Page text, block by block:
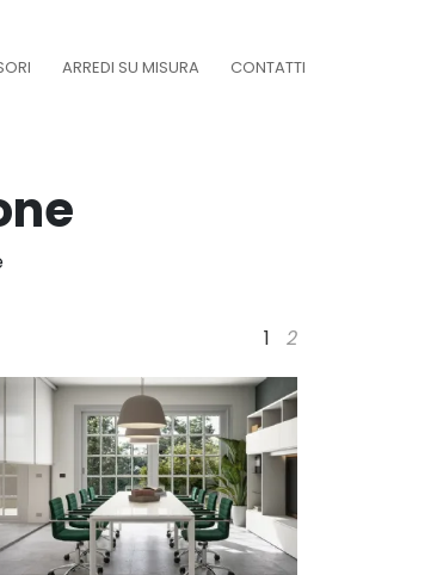
ARREDI SU MISURA CONTATTI
1 2